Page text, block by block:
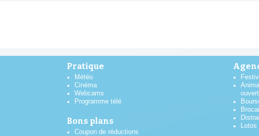
Pratique
Météo
Cinéma
Webcams
Programme télé
Bons plans
Coupon de réductions
Lotos